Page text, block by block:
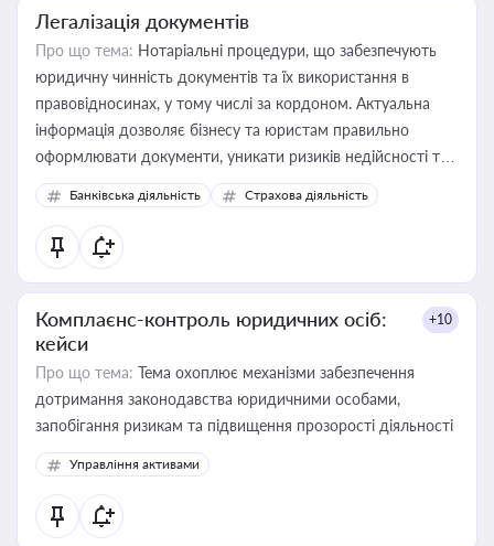
Легалізація документів
Про що тема: Нотаріальні процедури, що забезпечують
юридичну чинність документів та їх використання в
правовідносинах, у тому числі за кордоном. Актуальна
інформація дозволяє бізнесу та юристам правильно
оформлювати документи, уникати ризиків недійсності та
забезпечувати їх належне прийняття органами влади та
контрагентами
Банківська діяльність Страхова діяльність
Комплаєнс-контроль юридичних осіб:
кейси
+10
Про що тема: Тема охоплює механізми забезпечення
дотримання законодавства юридичними особами,
запобігання ризикам та підвищення прозорості діяльності
Управління активами